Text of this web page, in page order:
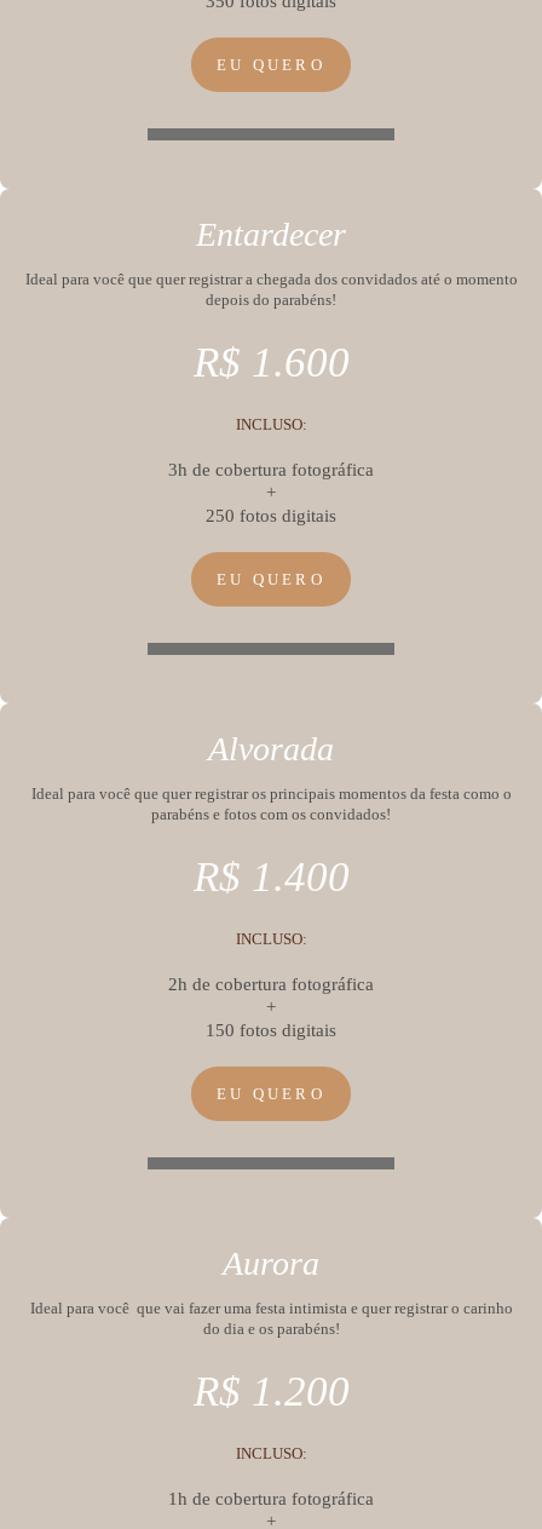
EU QUERO
Entardecer
Ideal para você que quer registrar a chegada dos convidados até o momento
depois do parabéns!
R$ 1.600
INCLUSO:
3h de cobertura fotográfica
+
250 fotos digitais
EU QUERO
Alvorada
Ideal para você que quer registrar os principais momentos da festa como o
parabéns e fotos com os convidados!
R$ 1.400
INCLUSO:
2h de cobertura fotográfica
+
150 fotos digitais
EU QUERO
Aurora
Ideal para você que vai fazer uma festa intimista e quer registrar o carinho
do dia e os parabéns!
R$ 1.200
INCLUSO:
1h de cobertura fotográfica
+